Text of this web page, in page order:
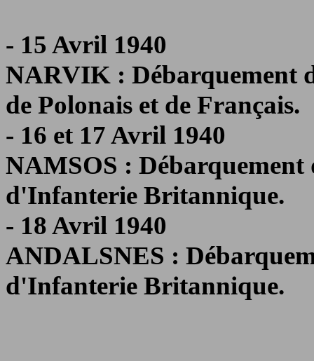
- 15 Avril 1940
NARVIK : Débarquement
de Polonais et de Français.
- 16 et 17 Avril 1940
NAMSOS : Débarquement
d'Infanterie Britannique.
- 18 Avril 1940
ANDALSNES :
d'Infanterie Britannique.